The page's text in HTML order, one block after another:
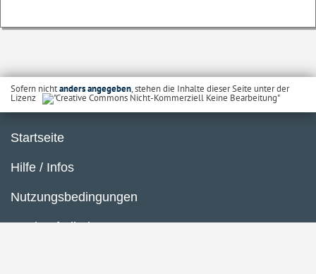
Sofern nichtanders angegeben, stehen die Inhalte dieser Seite unter der
Lizenz
Startseite
Hilfe / Infos
Nutzungsbedingungen
Barrierefreiheit